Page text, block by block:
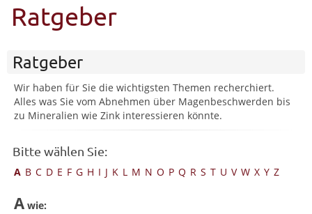
Ratgeber
Ratgeber
Wir haben für Sie die wichtigsten Themen recherchiert.
Alles was Sie vom Abnehmen über Magenbeschwerden bis
zu Mineralien wie Zink interessieren könnte.
Bitte wählen Sie:
A B C D E F G H I J K L M N O P Q R S T U V W X Y Z
A wie: